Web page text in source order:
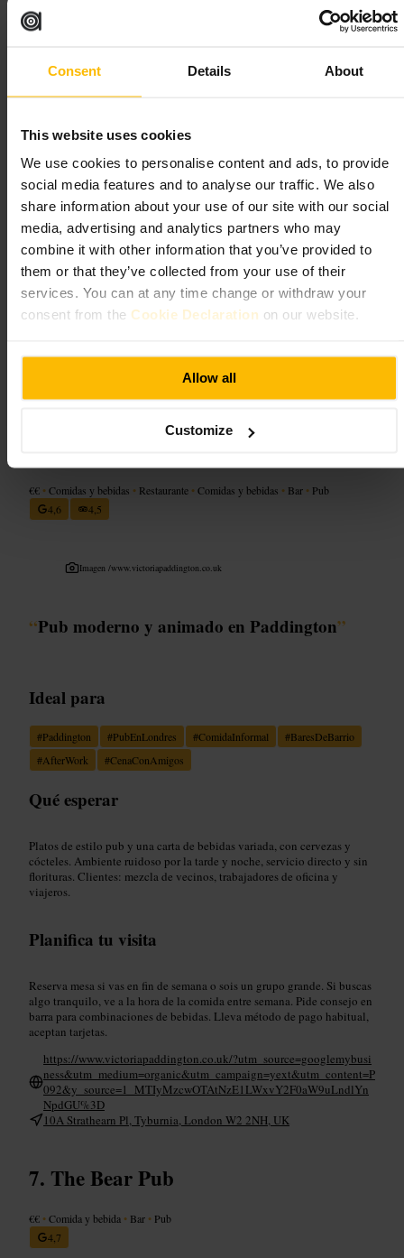
Consent Details About
This website uses cookies
We use cookies to personalise content and ads, to provide
social media features and to analyse our traffic. We also
share information about your use of our site with our social
media, advertising and analytics partners who may
combine it with other information that you’ve provided to
them or that they’ve collected from your use of their
services. You can at any time change or withdraw your
consent from the Cookie Declaration on our website.
Allow all
Customize
Ideal para
Afterwork
Espacio reducido y acogedor, barra donde se concentran las
conversaciones y algunas mesas altas. La carta mezcla clásicos con
cócteles propios. Servicio atento y rápido. Música a volumen
moderado que contribuye al ambiente sin dominar la charla.
Planifica tu visita
Ve con grupo pequeño o en pareja para aprovechar el espacio. Llega
con tiempo si quieres sitio en la barra. Pide recomendaciones al
https://www.themitrehydepark.com/old-marys
The Victoria, Paddington
€€ •Comidas y bebidas • Restaurante •Comidas y bebidas • Bar • Pub
4,6
4,5
Imagen /www.victoriapaddington.co.uk
“Pub moderno y animado en Paddington”
Ideal para
#Paddington #PubEnLondres #ComidaInformal #BaresDeBarrio
#AfterWork #CenaConAmigos
Qué esperar
Platos de estilo pub y una carta de bebidas variada, con cervezas y
cócteles. Ambiente ruidoso por la tarde y noche, servicio directo y sin
florituras. Clientes: mezcla de vecinos, trabajadores de oficina y
viajeros.
Planifica tu visita
Reserva mesa si vas en fin de semana o sois un grupo grande. Si buscas
algo tranquilo, ve a la hora de la comida entre semana. Pide consejo en
barra para combinaciones de bebidas. Lleva método de pago habitual,
aceptan tarjetas.
https://www.victoriapaddington.co.uk/?utm_source=googlemybusi
ness&utm_medium=organic&utm_campaign=yext&utm_content=P
092&y_source=1_MTIyMzcwOTAtNzE1LWxvY2F0aW9uLndlYn
NpdGU%3D
10A Strathearn Pl, Tyburnia, London W2 2NH, UK
The Bear Pub
€€ •Comida y bebida • Bar • Pub
4,7